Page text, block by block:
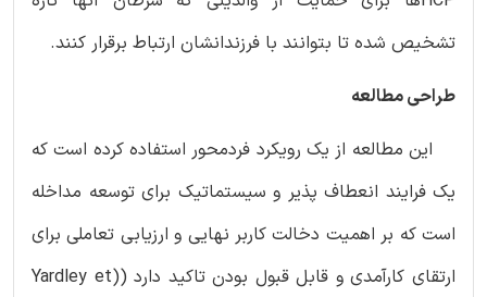
تشخیص شده تا بتوانند با فرزندانشان ارتباط برقرار کنند.
طراحی مطالعه
این مطالعه از یک رویکرد فردمحور استفاده کرده است که
یک فرایند انعطاف پذیر و سیستماتیک برای توسعه مداخله
است که بر اهمیت دخالت کاربر نهایی و ارزیابی تعاملی برای
ارتقای کارآمدی و قابل قبول بودن تاکید دارد ((Yardley et